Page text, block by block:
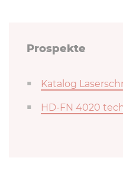
Prospekte
Katalog
HD-FN 4020